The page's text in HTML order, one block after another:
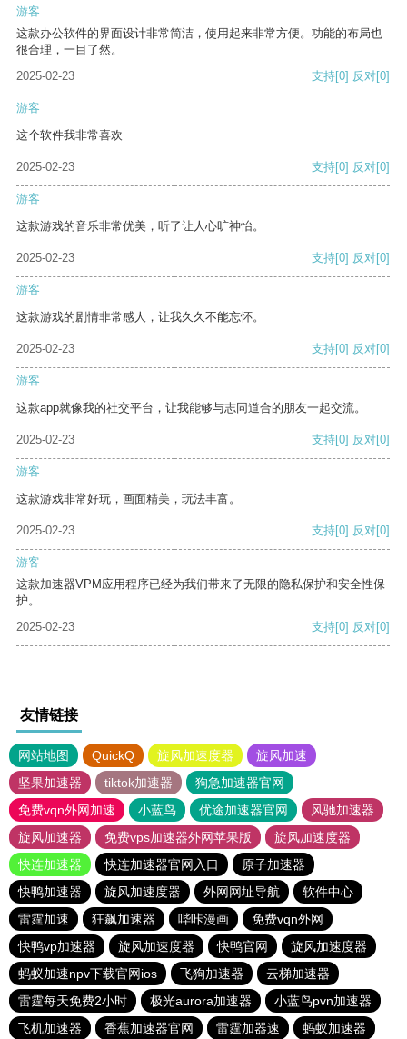
游客
这款办公软件的界面设计非常简洁，使用起来非常方便。功能的布局也
很合理，一目了然。
2025-02-23
支持[0] 反对[0]
游客
这个软件我非常喜欢
2025-02-23 支持[0] 反对[0]
游客
这款游戏的音乐非常优美，听了让人心旷神怡。
2025-02-23 支持[0] 反对[0]
游客
这款游戏的剧情非常感人，让我久久不能忘怀。
2025-02-23 支持[0] 反对[0]
游客
这款app就像我的社交平台，让我能够与志同道合的朋友一起交流。
2025-02-23 支持[0] 反对[0]
游客
这款游戏非常好玩，画面精美，玩法丰富。
2025-02-23 支持[0] 反对[0]
游客
这款加速器VPM应用程序已经为我们带来了无限的隐私保护和安全性保
护。
2025-02-23
支持[0] 反对[0]
友情链接
网站地图 QuickQ 旋风加速度器
旋风加速
坚果加速器
tiktok加速器
狗急加速器官网
免费vqn外网加速
小蓝鸟 优途加速器官网
风驰加速器
旋风加速器
免费vps加速器外网苹果版
旋风加速度器
快连加速器
快连加速器官网入口
原子加速器
快鸭加速器
旋风加速度器 外网网址导航
软件中心
雷霆加速
狂飙加速器 哔咔漫画
免费vqn外网
快鸭vp加速器
旋风加速度器 快鸭官网
旋风加速度器
蚂蚁加速npv下载官网ios
飞狗加速器
云梯加速器
雷霆每天免费2小时
极光aurora加速器
小蓝鸟pvn加速器
飞机加速器
香蕉加速器官网 雷霆加器速 蚂蚁加速器